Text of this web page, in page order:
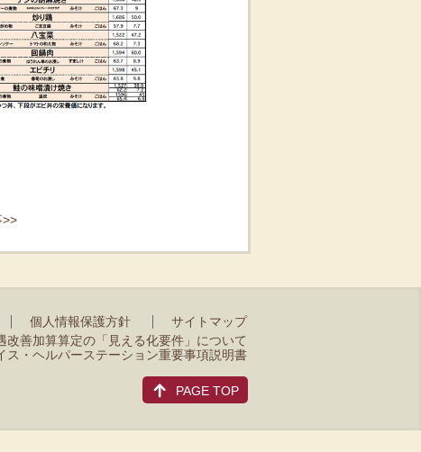
>>
個人情報保護方針
サイトマップ
改善加算算定の「見える化要件」について
ス・ヘルパーステーション重要事項説明書
PAGE TOP